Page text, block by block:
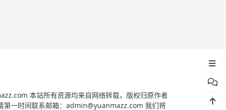
本站所有资源均来自网络转载，版权归原作者
第一时间联系邮箱：admin@yuanmazz.com 我们将